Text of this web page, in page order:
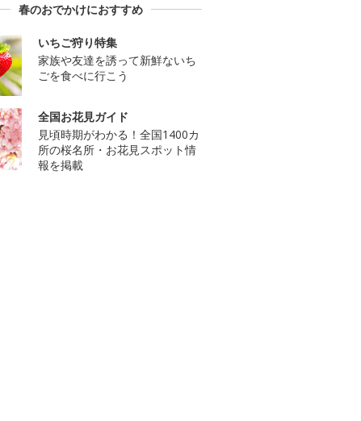
春のおでかけにおすすめ
いちご狩り特集
家族や友達を誘って新鮮ないち
ごを食べに行こう
全国お花見ガイド
見頃時期がわかる！全国1400カ
所の桜名所・お花見スポット情
報を掲載